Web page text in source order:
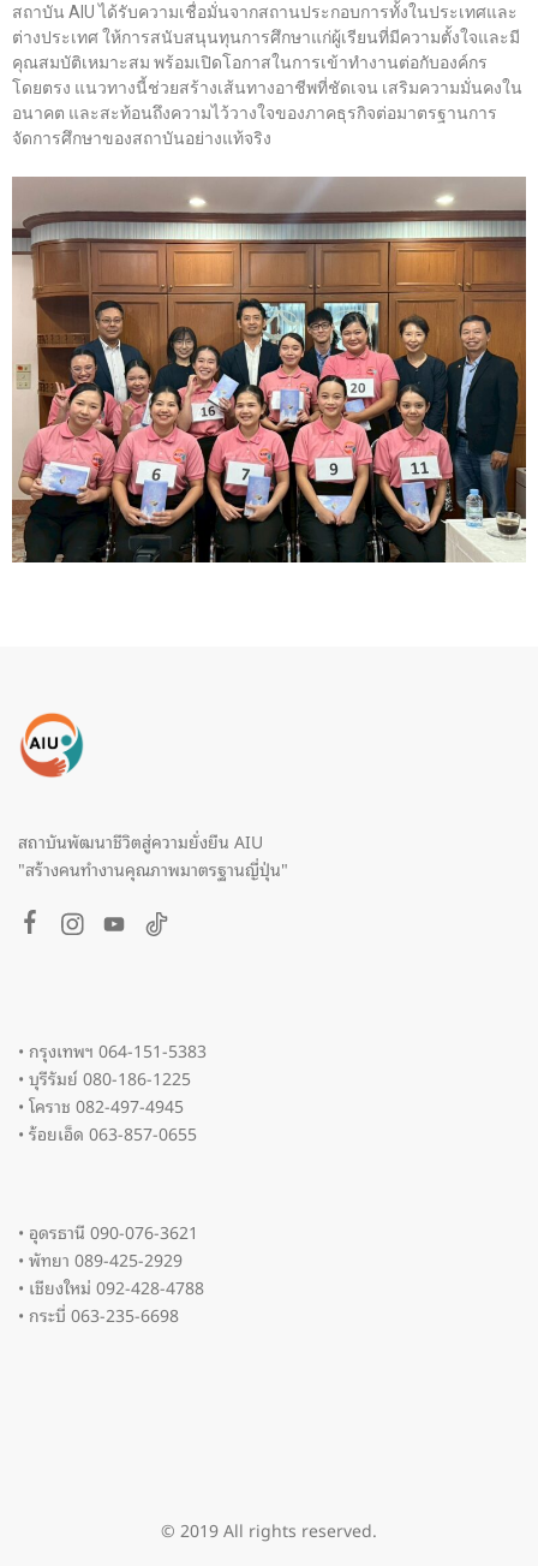
สถาบัน AIU ได้รับความเชื่อมั่นจากสถานประกอบการทั้งในประเทศและ
ต่างประเทศ ให้การสนับสนุนทุนการศึกษาแก่ผู้เรียนที่มีความตั้งใจและมี
คุณสมบัติเหมาะสม พร้อมเปิดโอกาสในการเข้าทำงานต่อกับองค์กร
โดยตรง แนวทางนี้ช่วยสร้างเส้นทางอาชีพที่ชัดเจน เสริมความมั่นคงใน
อนาคต และสะท้อนถึงความไว้วางใจของภาคธุรกิจต่อมาตรฐานการ
จัดการศึกษาของสถาบันอย่างแท้จริง
สถาบันพัฒนาชีวิตสู่ความยั่งยืน AIU
"สร้างคนทำงานคุณภาพมาตรฐานญี่ปุ่น"
• กรุงเทพฯ 064-151-5383
• บุรีรัมย์ 080-186-1225
• โคราช 082-497-4945
• ร้อยเอ็ด 063-857-0655
• อุดรธานี 090-076-3621
• พัทยา 089-425-2929
• เชียงใหม่ 092-428-4788
• กระบี่ 063-235-6698
© 2019 All rights reserved.